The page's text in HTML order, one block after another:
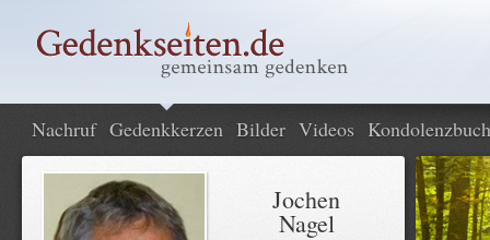
Nachruf Gedenkkerzen Bilder Videos Kondolenzbuch
Jochen
Nagel